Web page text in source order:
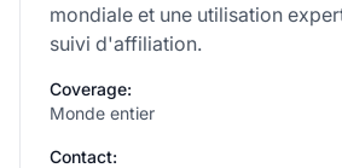
mondiale et une utilisation
suivi d'affiliation.
Coverage:
Monde entier
Contact: